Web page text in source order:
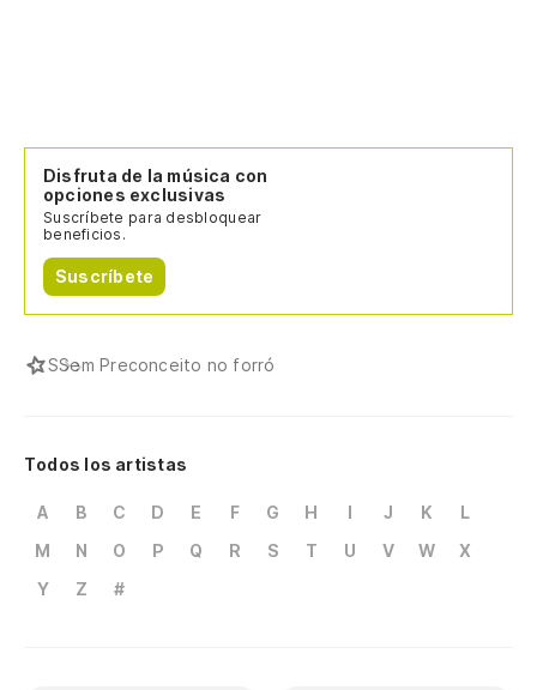
Disfruta de la música con
opciones exclusivas
Suscríbete para desbloquear
beneficios.
Suscríbete
SSem Preconceito no forró
Todos los artistas
A B C D E F G H I J K
L
M
N O P Q R S T U V W
X
Y
Z #